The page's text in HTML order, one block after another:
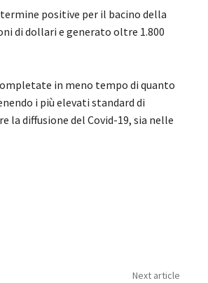
positive per il bacino della
di dollari e generato oltre 1.800
in meno tempo di quanto
i più elevati standard di
la diffusione del Covid-19, sia nelle
Next article